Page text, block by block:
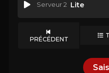
Serveur 2 Lite
PRÉCÉDENT